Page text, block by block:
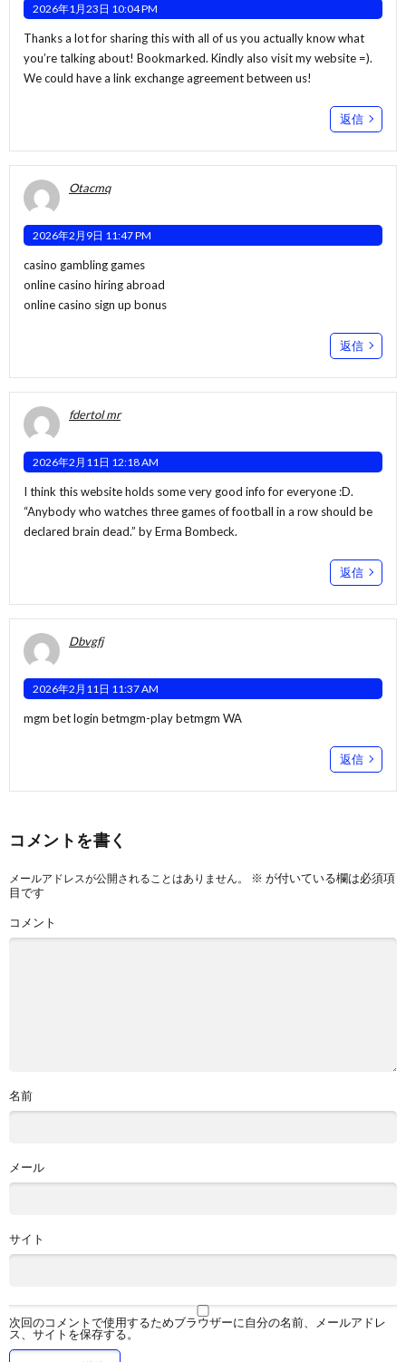
2026年1月23日 10:04 PM
Thanks a lot for sharing this with all of us you actually know what
you’re talking about! Bookmarked. Kindly also visit my website =).
We could have a link exchange agreement between us!
返信
Otacmq
2026年2月9日 11:47 PM
casino gambling games
online casino hiring abroad
online casino sign up bonus
返信
fdertol mr
2026年2月11日 12:18 AM
I think this website holds some very good info for everyone :D.
“Anybody who watches three games of football in a row should be
declared brain dead.” by Erma Bombeck.
返信
Dbvgfj
2026年2月11日 11:37 AM
mgm bet login betmgm-playbetmgm WA
返信
コメントを書く
メールアドレスが公開されることはありません。 ※ が付いている欄は必須項
目です
コメント
名前
メール
サイト
次回のコメントで使用するためブラウザーに自分の名前、メールアドレ
ス、サイトを保存する。